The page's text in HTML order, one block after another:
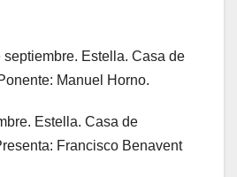
Estella. Casa de
Manuel Horno.
Estella. Casa de
Francisco Benavent